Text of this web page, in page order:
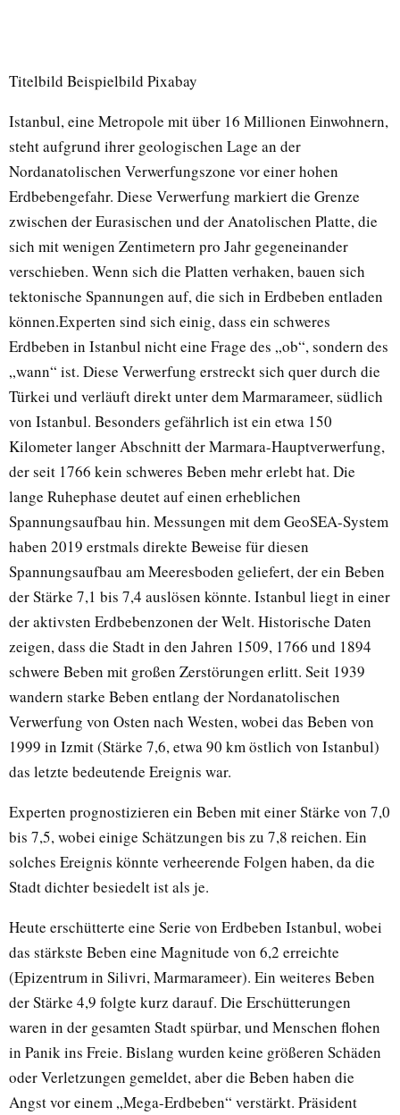
Titelbild Beispielbild Pixabay
Istanbul, eine Metropole mit über 16 Millionen Einwohnern,
steht aufgrund ihrer geologischen Lage an der
Nordanatolischen Verwerfungszone vor einer hohen
Erdbebengefahr. Diese Verwerfung markiert die Grenze
zwischen der Eurasischen und der Anatolischen Platte, die
sich mit wenigen Zentimetern pro Jahr gegeneinander
verschieben. Wenn sich die Platten verhaken, bauen sich
tektonische Spannungen auf, die sich in Erdbeben entladen
können.Experten sind sich einig, dass ein schweres
Erdbeben in Istanbul nicht eine Frage des „ob“, sondern des
„wann“ ist. Diese Verwerfung erstreckt sich quer durch die
Türkei und verläuft direkt unter dem Marmarameer, südlich
von Istanbul. Besonders gefährlich ist ein etwa 150
Kilometer langer Abschnitt der Marmara-Hauptverwerfung,
der seit 1766 kein schweres Beben mehr erlebt hat. Die
lange Ruhephase deutet auf einen erheblichen
Spannungsaufbau hin. Messungen mit dem GeoSEA-System
haben 2019 erstmals direkte Beweise für diesen
Spannungsaufbau am Meeresboden geliefert, der ein Beben
der Stärke 7,1 bis 7,4 auslösen könnte. Istanbul liegt in einer
der aktivsten Erdbebenzonen der Welt. Historische Daten
zeigen, dass die Stadt in den Jahren 1509, 1766 und 1894
schwere Beben mit großen Zerstörungen erlitt. Seit 1939
wandern starke Beben entlang der Nordanatolischen
Verwerfung von Osten nach Westen, wobei das Beben von
1999 in Izmit (Stärke 7,6, etwa 90 km östlich von Istanbul)
das letzte bedeutende Ereignis war.
Experten prognostizieren ein Beben mit einer Stärke von 7,0
bis 7,5, wobei einige Schätzungen bis zu 7,8 reichen. Ein
solches Ereignis könnte verheerende Folgen haben, da die
Stadt dichter besiedelt ist als je.
Heute erschütterte eine Serie von Erdbeben Istanbul, wobei
das stärkste Beben eine Magnitude von 6,2 erreichte
(Epizentrum in Silivri, Marmarameer). Ein weiteres Beben
der Stärke 4,9 folgte kurz darauf. Die Erschütterungen
waren in der gesamten Stadt spürbar, und Menschen flohen
in Panik ins Freie. Bislang wurden keine größeren Schäden
oder Verletzungen gemeldet, aber die Beben haben die
Angst vor einem „Mega-Erdbeben“ verstärkt. Präsident